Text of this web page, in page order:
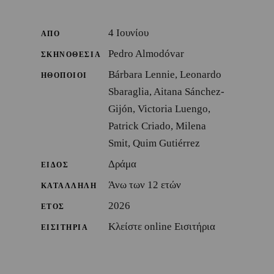
ΑΠΟ 4 Ιουνίου
ΣΚΗΝΟΘΕΣΙΑ Pedro Almodóvar
ΗΘΟΠΟΙΟΙ
Bárbara Lennie, Leonardo
Sbaraglia, Aitana Sánchez-
Gijón, Victoria Luengo,
Patrick Criado, Milena
Smit, Quim Gutiérrez
ΕΙΔΟΣ Δράμα
ΚΑΤΑΛΛΗΛΗ Άνω των 12 ετών
ΕΤΟΣ 2026
ΕΙΣΙΤΗΡΙΑ Κλείστε online Εισιτήρια